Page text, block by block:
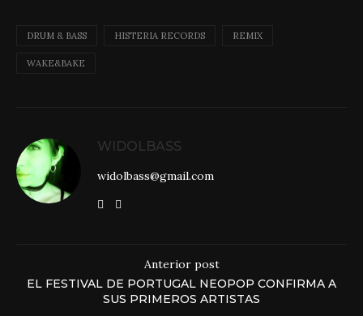
DRUM & BASS HISTERIA RECORDS REMIX
WAKE&BAKE
WIDOLBASS
widolbass@gmail.com
Anterior post
EL FESTIVAL DE PORTUGAL NEOPOP CONFIRMA A
SUS PRIMEROS ARTISTAS